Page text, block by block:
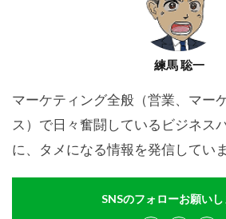
練馬 聡一
マーケティング全般（営業、マー
ス）で日々奮闘しているビジネス
に、タメになる情報を発信していま
SNSのフォローお願いし